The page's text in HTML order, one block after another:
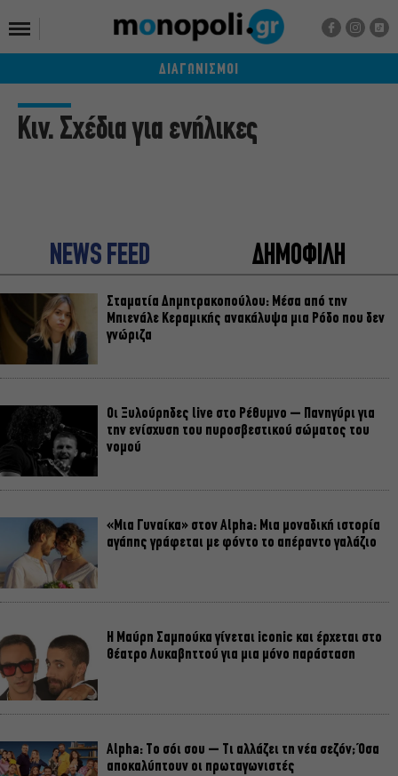
ΔΙΑΓΩΝΙΣΜΟΙ
Κιν. Σχέδια για ενήλικες
NEWS FEED ΔΗΜΟΦΙΛΗ
Σταματία Δημητρακοπούλου: Μέσα από την
Μπιενάλε Κεραμικής ανακάλυψα μια Ρόδο που δεν
γνώριζα
Οι Ξυλούρηδες live στο Ρέθυμνο – Πανηγύρι για
την ενίσχυση του πυροσβεστικού σώματος του
νομού
«Μια Γυναίκα» στον Alpha: Μια μοναδική ιστορία
αγάπης γράφεται με φόντο το απέραντο γαλάζιο
Η Μαύρη Σαμπούκα γίνεται iconic και έρχεται στο
Θέατρο Λυκαβηττού για μια μόνο παράσταση
Alpha: Το σόι σου – Τι αλλάζει τη νέα σεζόν; Όσα
αποκαλύπτουν οι πρωταγωνιστές